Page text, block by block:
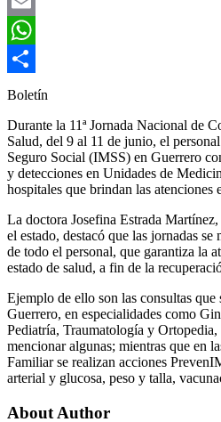
Email
WhatsApp
Compartir
Boletín
Durante la 11ª Jornada Nacional de
Salud, del 9 al 11 de junio, el
Seguro Social (IMSS) en Guerrero
y detecciones en Unidades de
hospitales que brindan las atenciones
La doctora Josefina Estrada
el estado, destacó que las jornadas
de todo el personal, que garantiza la
estado de salud, a fin de la
Ejemplo de ello son las consultas que
Guerrero, en especialidades como
Pediatría, Traumatología y
mencionar algunas; mientras que en
Familiar se realizan acciones
arterial y glucosa, peso y talla,
About Author